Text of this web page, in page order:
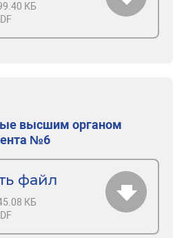
КБ
высшим органом
№6
файл
КБ